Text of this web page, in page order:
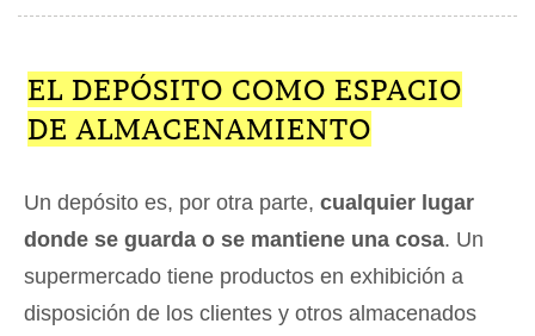
EL DEPÓSITO COMO ESPACIO
DE ALMACENAMIENTO
Un depósito es, por otra parte, cualquier lugar
donde se guarda o se mantiene una cosa. Un
supermercado tiene productos en exhibición a
disposición de los clientes y otros almacenados